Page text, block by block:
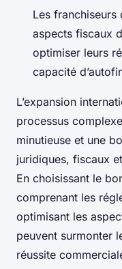
Les
aspects fiscaux
optimiser leurs
capacité
L’expansion
processus
minutieuse et une
juridiques, fiscaux
En choisissant le
comprenant les
optimisant les
peuvent surmonter
réussite